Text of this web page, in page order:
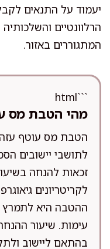
יעמוד על התנאים
הרלוונטיים
המתגוררים באזור.
```html
מהי הטבת מס
הטבת מס עוטף
לתושבי יישובים
זכאות להנחה
לקריטריונים
ההטבה היא לתמרץ
עימות. שיעור
בהתאם ליישוב